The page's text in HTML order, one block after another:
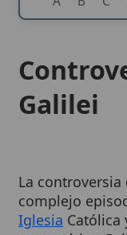
Galilei
IglesiaCatólica y
matemático
conflicto, a